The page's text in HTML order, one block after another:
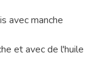
avec manche
et avec de l'huile